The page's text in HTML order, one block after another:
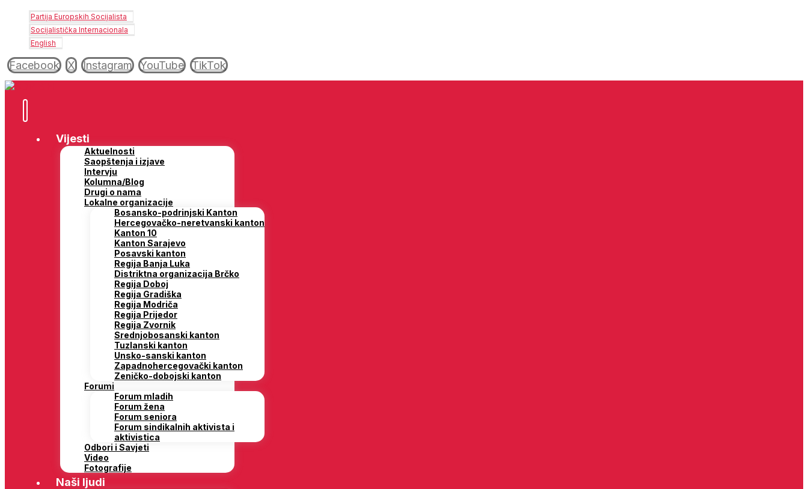
Partija Europskih Socijalista
Socijalistička Internacionala
English
Facebook X Instagram YouTube TikTok
Vijesti
Aktuelnosti
Saopštenja i izjave
Intervju
Kolumna/Blog
Drugi o nama
Lokalne organizacije
Bosansko-podrinjski Kanton
Hercegovačko-neretvanski kanton
Kanton 10
Kanton Sarajevo
Posavski kanton
Regija Banja Luka
Distriktna organizacija Brčko
Regija Doboj
Regija Gradiška
Regija Modriča
Regija Prijedor
Regija Zvornik
Srednjobosanski kanton
Tuzlanski kanton
Unsko-sanski kanton
Zapadnohercegovački kanton
Zeničko-dobojski kanton
Forumi
Forum mladih
Forum žena
Forum seniora
Forum sindikalnih aktivista i
aktivistica
Odbori i Savjeti
Video
Fotografije
Naši ljudi